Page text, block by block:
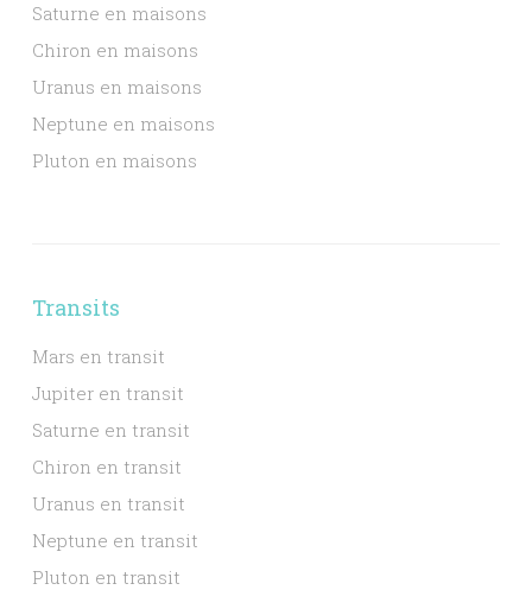
Saturne en maisons
Chiron en maisons
Uranus en maisons
Neptune en maisons
Pluton en maisons
Transits
Mars en transit
Jupiter en transit
Saturne en transit
Chiron en transit
Uranus en transit
Neptune en transit
Pluton en transit